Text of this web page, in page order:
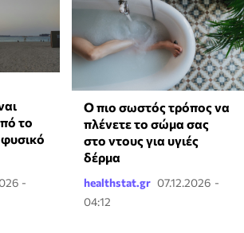
το
φυσικό
-
Ο πιο σωστός τρόπος να
πλένετε το σώμα σας
στο ντους για υγιές
δέρμα
healthstat.gr 07.12.2026 -
04:12